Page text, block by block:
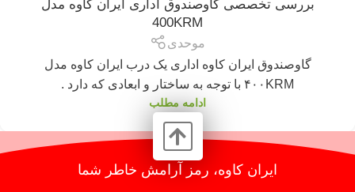
بررسی تخصصی گاوصندوق اداری ایران کاوه مدل
400KRM
موحدی
گاوصندوق ایران کاوه اداری یک درب ایران کاوه مدل
۴۰۰KRM با توجه به ساختار و ابعادی که دارد .
ادامه مطلب
ایران کاوه، رمز آرامش خاطر شما